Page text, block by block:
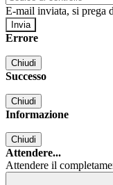
E-mail inviata, si prega
Errore
Chiudi
Successo
Chiudi
Informazione
Chiudi
Attendere...
Attendere il